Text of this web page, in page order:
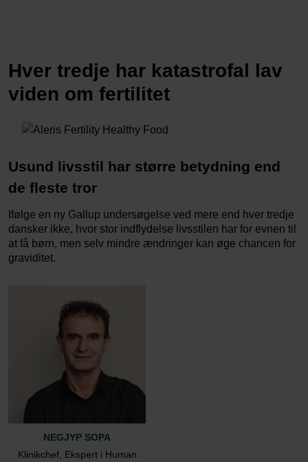
Hver tredje har katastrofal lav
viden om fertilitet
Usund livsstil har større betydning end
de fleste tror
Ifølge en ny Gallup undersøgelse ved mere end hver tredje
dansker ikke, hvor stor indflydelse livsstilen har for evnen til
at få børn, men selv mindre ændringer kan øge chancen for
graviditet.
NEGJYP SOPA
Klinikchef, Ekspert i Human